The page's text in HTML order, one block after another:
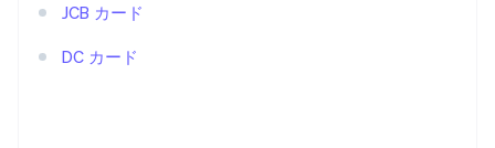
JCB カード
DC カード